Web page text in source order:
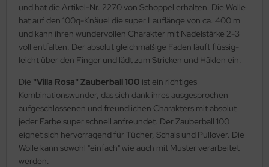
und hat die Artikel-Nr. 2270 von Schoppel erhalten. Die Wolle
hat auf den 100g-Knäuel die super Lauflänge von ca. 400 m
und kann ihren wundervollen Charakter mit Nadelstärke 2-3
voll entfalten. Der absolut gleichmäßige Faden läuft flüssig-
leicht über den Finger und lädt zum Stricken und Häklen ein.
Die "Villa Rosa" Zauberball 100 ist ein richtiges
Kombinationswunder, das sich dank ihres ausgesprochen
aufgeschlossenen und freundlichen Charakters mit absolut
jeder Farbe super schnell anfreundet. Der Zauberball 100
eignet sich hervorragend für Tücher, Schals und Pullover. Die
Wolle kann sowohl "einfach" wie auch mit Muster verarbeitet
werden.